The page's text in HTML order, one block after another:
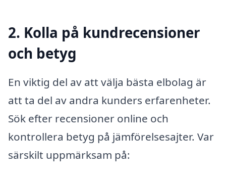
2. Kolla på kundrecensioner
och betyg
En viktig del av att välja bästa elbolag är
att ta del av andra kunders erfarenheter.
Sök efter recensioner online och
kontrollera betyg på jämförelsesajter. Var
särskilt uppmärksam på: